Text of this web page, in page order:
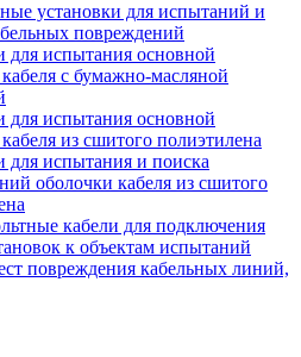
установки для испытаний и
повреждений
для испытания основной
с бумажно-масляной
для испытания основной
из сшитого полиэтилена
для испытания и поиска
оболочки кабеля из сшитого
кабели для подключения
к объектам испытаний
повреждения кабельных линий,